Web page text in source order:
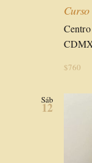
$760
Sáb
12